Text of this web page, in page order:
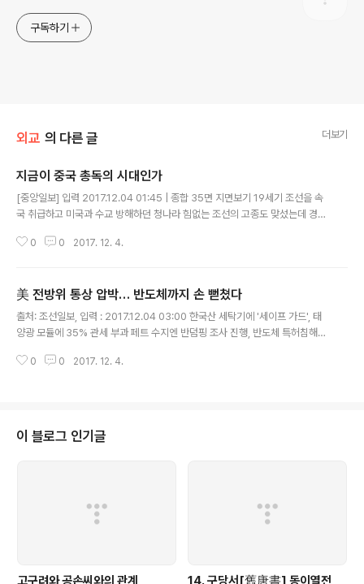
구독하기
외교 의 다른 글 더보기
지금이 중국 총독의 시대인가
[중앙일보] 입력 2017.12.04 01:45 | 종합 35면 지면보기 19세기 조선을 속
국 취급하고 미국과 수교 방해하던 청나라 힘없는 조선의 고종도 맞섰는데 경제
힘이 센 나라가 주권국가의 생존이 걸린 결정을 문제 삼는다. ..
0 0 2017. 12. 4.
美 전방위 통상 압박… 반도체까지 손 뻗쳤다
출처: 조선일보, 입력 : 2017.12.04 03:00 한국산 세탁기에 '세이프 가드', 태
양광 모듈에 35% 관세 부과 페트 수지엔 반덤핑 조사 진행, 반도체 특허침해
기" 보호무역주의를 내세우는 미국 도널드 트럼프 행정부가 ..
0 0 2017. 12. 4.
이 블로그 인기글
고구려와 공손씨와의 관계
14. 구당서[舊唐書] 동이열전